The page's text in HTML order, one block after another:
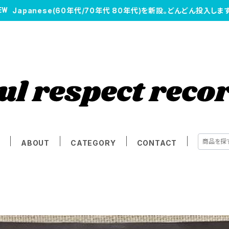
Japanese(60年代/70年代 80年代)を新設。どんどん投入します
ABOUT CATEGORY CONTACT